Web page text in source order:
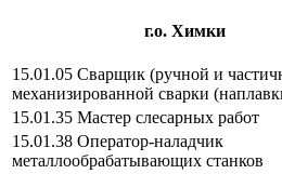
г.о. Химки
15.01.05 Сварщик (ручной и
механизированной сварки
15.01.35 Мастер слесарных работ
15.01.38 Оператор-наладчик
металлообрабатывающих станков